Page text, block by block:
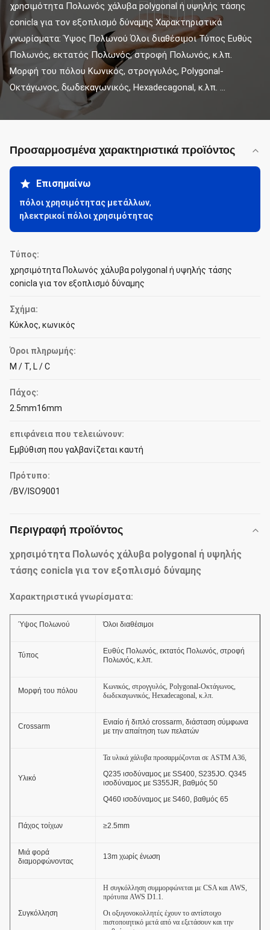
χρησιμότητα Πολωνός χάλυβα polygonal ή υψηλής τάσης
conicla για τον εξοπλισμό δύναμης Χαρακτηριστικά
γνωρίσματα: Ύψος Πολωνού Όλοι διαθέσιμοι Τύπος Ευθύς
Πολωνός, εκτατός Πολωνός, στροφή Πολωνός, κ.λπ.
Μορφή του πόλου Κωνικός, στρογγυλός, Polygonal-
Οκτάγωνος, δωδεκαγωνικός, Hexadecagonal, κ.λπ. ...
Προσαρμοσμένα χαρακτηριστικά προϊόντος
Επισημαίνω
πόλοι χρησιμότητας μετάλλων,
ηλεκτρικοί πόλοι χρησιμότητας
Τύπος:
χρησιμότητα Πολωνός χάλυβα polygonal ή υψηλής τάσης
conicla για τον εξοπλισμό δύναμης
Σχήμα:
Κύκλος, κωνικός
Όροι πληρωμής:
Μ / Τ, L / C
Πάχος:
2.5mm16mm
επιφάνεια που τελειώνουν:
Εμβύθιση που γαλβανίζεται καυτή
Πρότυπο:
/BV/ISO9001
Περιγραφή προϊόντος
χρησιμότητα Πολωνός χάλυβα polygonal ή υψηλής
τάσης conicla για τον εξοπλισμό δύναμης
Χαρακτηριστικά γνωρίσματα:
Ύψος Πολωνού Όλοι διαθέσιμοι
Τύπος
Ευθύς Πολωνός, εκτατός Πολωνός, στροφή
Πολωνός, κ.λπ.
Μορφή του πόλου
Κωνικός, στρογγυλός, Polygonal-Οκτάγωνος,
δωδεκαγωνικός, Hexadecagonal, κ.λπ.
Crossarm
Ενιαίο ή διπλό crossarm, διάσταση σύμφωνα
με την απαίτηση των πελατών
Υλικό
Τα υλικά χάλυβα προσαρμόζονται σε ASTM A36,
Q235 ισοδύναμος με SS400, S235JO. Q345
ισοδύναμος με S355JR, βαθμός 50
Q460 ισοδύναμος με S460, βαθμός 65
Πάχος τοίχων ≥2.5mm
Μιά φορά
διαμορφώνοντας
13m χωρίς ένωση
Συγκόλληση
Η συγκόλληση συμμορφώνεται με CSA και AWS,
πρότυπα AWS D1.1.
Οι οξυγονοκολλητές έχουν το αντίστοιχο
πιστοποιητικό μετά από να εξετάσουν και την